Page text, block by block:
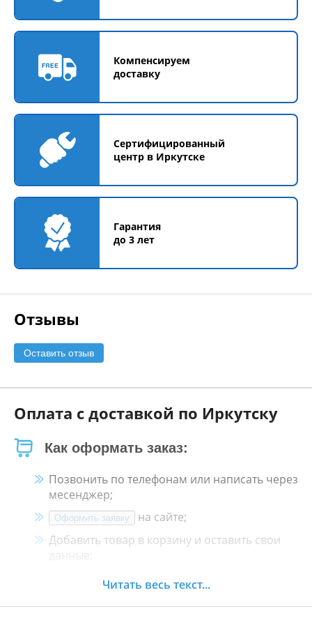
Компенсируем
доставку
Сертифицированный
центр в Иркутске
Гарантия
до 3 лет
Отзывы
Оставить отзыв
Оплата с доставкой по Иркутску
Как оформать заказ:
Позвонить по телефонам или написать через
месенджер;
Оформить заявку
на сайте;
Добавить товар в корзину и оставить свои
данные;
Менеджер свяжется с Вами в течение 30
Читать весь текст...